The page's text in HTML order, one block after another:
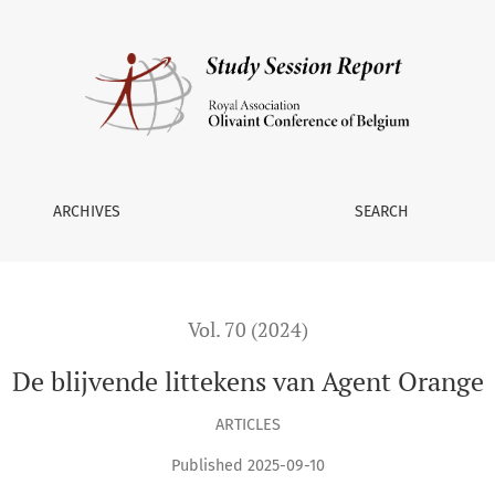
ARCHIVES SEARCH
Vol. 70 (2024)
De blijvende littekens van Agent Orange
ARTICLES
Published 2025-09-10